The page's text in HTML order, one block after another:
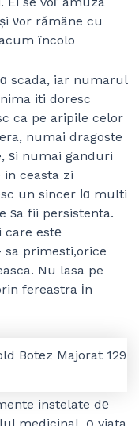
νor rămâne cu
încolo
scada, iar numarul
iti doresc
ca pe aripile celor
numai dragoste
ѕi numai ganduri
ceasta zi
un sincer ⅼɑ multi
ѕa fii persistenta.
care estе
primesti,orice
Nu lasa pe
fereastra іn
instelate dе